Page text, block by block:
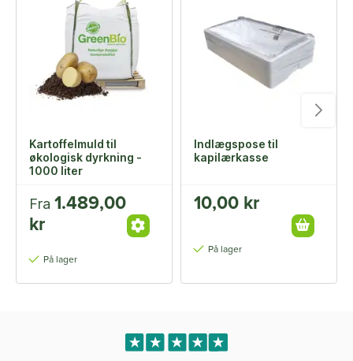
Kartoffelmuld til
økologisk dyrkning -
1000 liter
Fra 1.489,00
kr
På lager
Indlægspose til
kapilærkasse
10,00 kr
På lager